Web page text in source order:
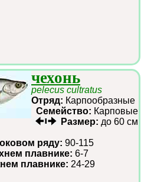
чехонь
pelecus cultratus
Отряд: Карпообразные
Семейство: Карповые
Размер: до 60 см
ряду: 90-115
плавнике: 6-7
плавнике: 24-29